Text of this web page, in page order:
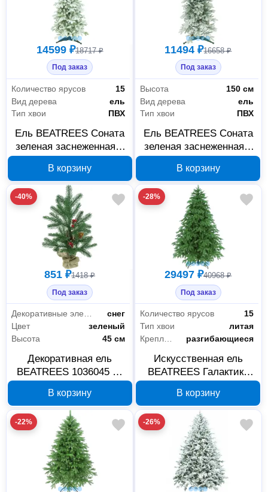
14599 ₽18717 ₽
Под заказ
Количество ярусов
15
Вид дерева
ель
Тип хвои
ПВХ
Ель BEATREES Соната
зеленая заснеженная с
В корзину
11494 ₽16658 ₽
Под заказ
Высота
150 см
Вид дерева
ель
Тип хвои
ПВХ
Ель BEATREES Соната
зеленая заснеженная с
В корзину
-40%
851 ₽1418 ₽
Под заказ
Декоративные элементы
снег
Цвет
зеленый
Высота
45 см
Декоративная ель
BEATREES 1036045 45
В корзину
-28%
29497 ₽40968 ₽
Под заказ
Количество ярусов
15
Тип хвои
литая
Крепление веток
разгибающиеся
Искусственная ель
BEATREES Галактика
В корзину
-22% -26%